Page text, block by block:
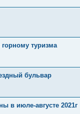
туризма
бульвар
в июле-августе 2021г